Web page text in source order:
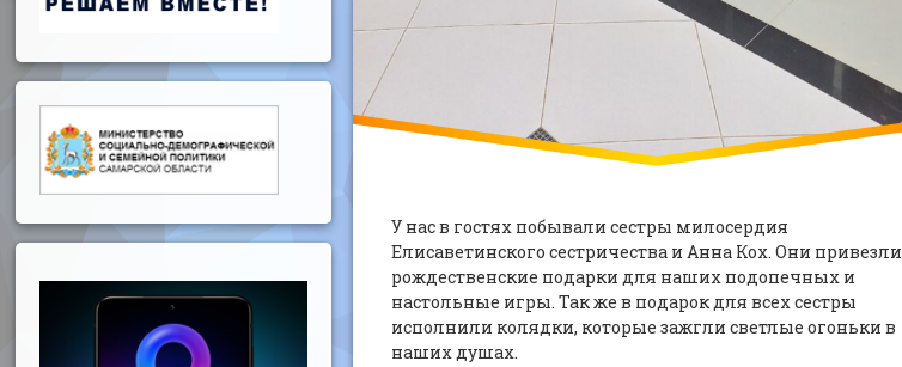
У нас в гостях побывали сестры милосердия
Елисаветинского сестричества и Анна Кох. Они привезли
рождественские подарки для наших подопечных и
настольные игры. Так же в подарок для всех сестры
исполнили колядки, которые зажгли светлые огоньки в
наших душах.